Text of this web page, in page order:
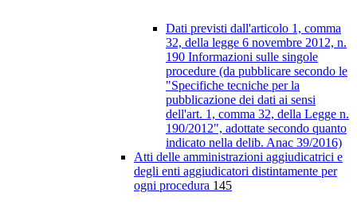
Dati previsti dall'articolo 1, comma
32, della legge 6 novembre 2012, n.
190 Informazioni sulle singole
procedure (da pubblicare secondo le
"Specifiche tecniche per la
pubblicazione dei dati ai sensi
dell'art. 1, comma 32, della Legge n.
190/2012", adottate secondo quanto
indicato nella delib. Anac 39/2016)
Atti delle amministrazioni aggiudicatrici e
degli enti aggiudicatori distintamente per
ogni procedura 145